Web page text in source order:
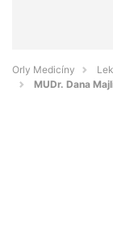
Orly Medicíny
MUDr. Dana